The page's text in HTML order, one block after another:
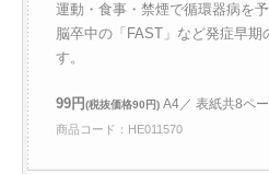
運動・食事・禁煙で循環器病を
脳卒中の「FAST」など発症早期
す。
99円(税抜価格90円) A4／ 表紙共8ペ
商品コード：HE011570